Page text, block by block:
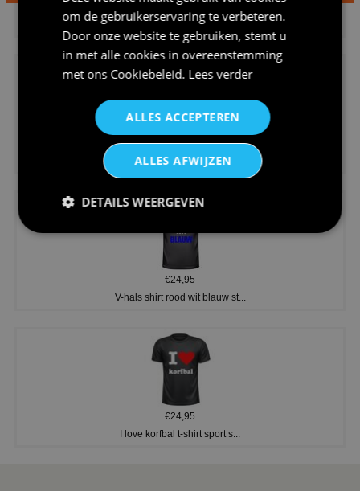
€24,95
Dames v hals t-shirt prinses v...
€24,95
Koningsdag shirt heren v-hals ...
€24,95
V-hals shirt rood wit blauw st...
€24,95
I love korfbal t-shirt sport s...
om de gebruikerservaring te verbeteren.
Door onze website te gebruiken, stemt u
in met alle cookies in overeenstemming
met ons Cookiebeleid. Lees verder
ALLES ACCEPTEREN
ALLES AFWIJZEN
DETAILS WEERGEVEN